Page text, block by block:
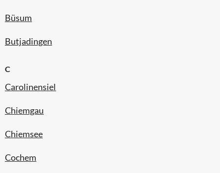
Büsum
Butjadingen
C
Carolinensiel
Chiemgau
Chiemsee
Cochem